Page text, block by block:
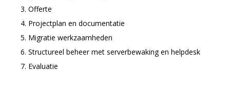
Offerte
Projectplan en documentatie
Migratie werkzaamheden
Structureel beheer met serverbewaking en helpdesk
Evaluatie